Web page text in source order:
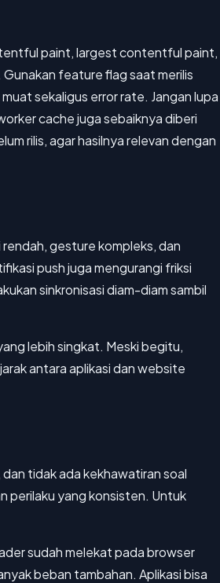
paint, largest contentful paint,
feature flag saat merilis
sekaligus error rate. Jangan lupa
cache juga sebaiknya diberi
rilis, agar hasilnya relevan dengan
gesture kompleks, dan
push juga mengurangi friksi
sinkronisasi diam-diam sambil
lebih singkat. Meski begitu,
antara aplikasi dan website
tidak ada kekhawatiran soal
perilaku yang konsisten. Untuk
sudah melekat pada browser
beban tambahan. Aplikasi bisa